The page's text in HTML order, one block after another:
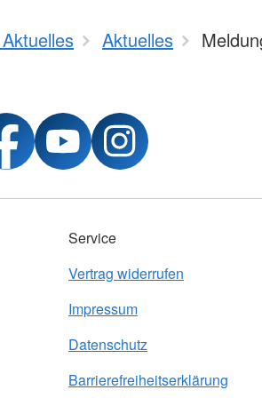
Aktuelles
Service
Vertrag widerrufen
Impressum
Datenschutz
Barrierefreiheitserklärung